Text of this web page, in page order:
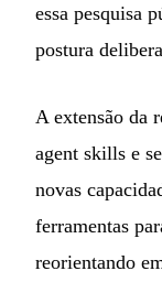
essa pesquisa
postura
A extensão da
agent skills e
novas
ferramentas
reorientando